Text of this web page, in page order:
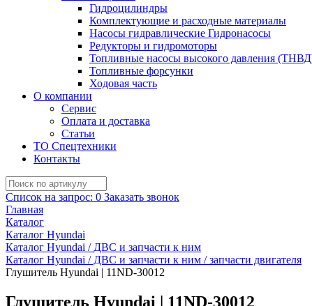
Гидроцилиндры
Комплектующие и расходные материалы
Насосы гидравлические Гидронасосы
Редукторы и гидромоторы
Топливные насосы высокого давления
Топливные форсунки
Ходовая часть
О компании
Сервис
Оплата и доставка
Статьи
ТО Спецтехники
Контакты
Список на запрос: 0 Заказать звонок
Главная
Каталог
Каталог Hyundai
Каталог Hyundai / ДВС и запчасти к ним
Каталог Hyundai / ДВС и запчасти к ним / запчасти двигателя
Глушитель Hyundai | 11ND-30012
Глушитель Hyundai | 11ND-30012